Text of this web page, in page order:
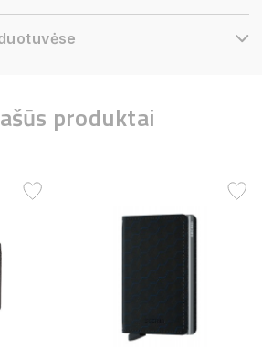
produktai